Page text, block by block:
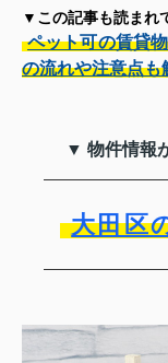
▼この記事も読まれ
ペット可の賃貸
の流れや注意点も
▼ 物件情報
大田区